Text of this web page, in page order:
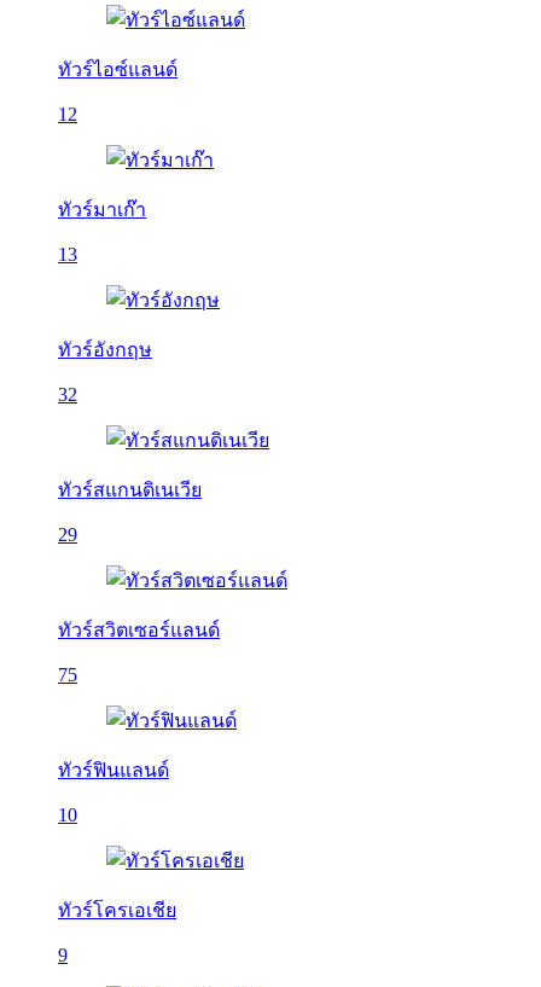
ทัวร์ไอซ์แลนด์
12
ทัวร์มาเก๊า
13
ทัวร์อังกฤษ
32
ทัวร์สแกนดิเนเวีย
29
ทัวร์สวิตเซอร์แลนด์
75
ทัวร์ฟินแลนด์
10
ทัวร์โครเอเชีย
9